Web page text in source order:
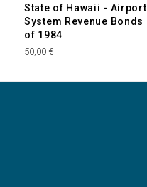
State of Hawaii - Airport
System Revenue Bonds
of 1984
50,00 €